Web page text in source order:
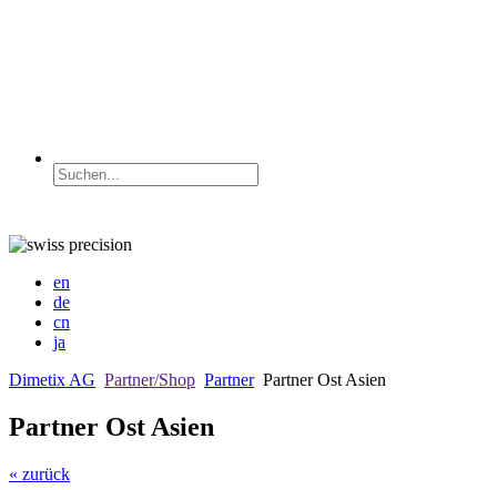
en
de
cn
ja
Dimetix AG Partner/Shop Partner Partner Ost Asien
Partner Ost Asien
« zurück